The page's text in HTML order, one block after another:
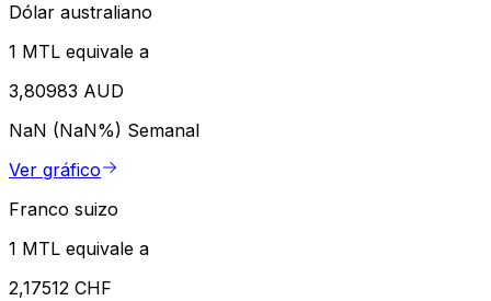
Dólar australiano
1 MTL equivale a
3,80983 AUD
NaN (NaN%) Semanal
Ver gráfico
Franco suizo
1 MTL equivale a
2,17512 CHF